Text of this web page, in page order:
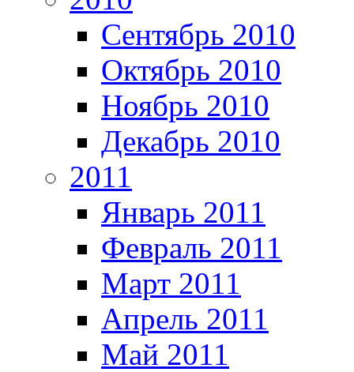
Сентябрь 2010
Октябрь 2010
Ноябрь 2010
Декабрь 2010
2011
Январь 2011
Февраль 2011
Март 2011
Апрель 2011
Май 2011